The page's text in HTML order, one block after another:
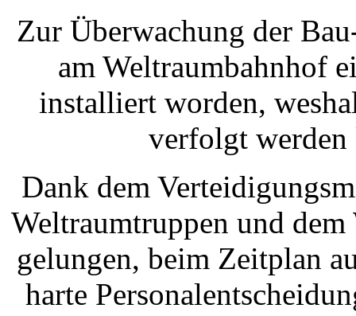
Zur Überwachung der
am Weltraumbahnhof
installiert worden,
verfolgt werden
Dank dem
Weltraumtruppen und dem
gelungen, beim Zeitplan
harte